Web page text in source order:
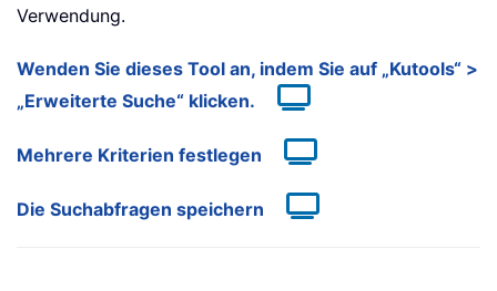
Verwendung.
Wenden Sie dieses Tool an, indem Sie auf „Kutools“ >
„Erweiterte Suche“ klicken.
Mehrere Kriterien festlegen
Die Suchabfragen speichern